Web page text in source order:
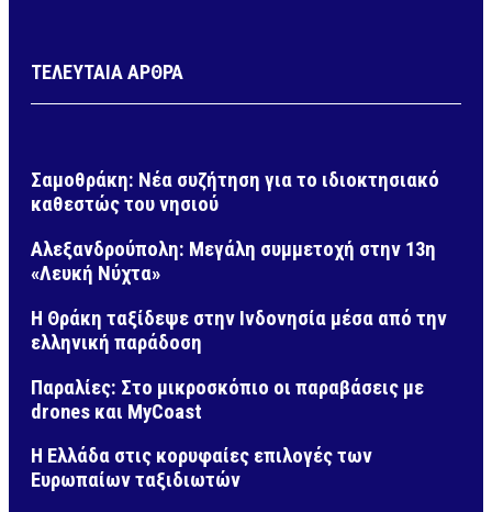
ΤΕΛΕΥΤΑΙΑ ΑΡΘΡΑ
Σαμοθράκη: Νέα συζήτηση για το ιδιοκτησιακό
καθεστώς του νησιού
Αλεξανδρούπολη: Μεγάλη συμμετοχή στην 13η
«Λευκή Νύχτα»
Η Θράκη ταξίδεψε στην Ινδονησία μέσα από την
ελληνική παράδοση
Παραλίες: Στο μικροσκόπιο οι παραβάσεις με
drones και MyCoast
Η Ελλάδα στις κορυφαίες επιλογές των
Ευρωπαίων ταξιδιωτών